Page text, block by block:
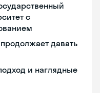
с
давать
и наглядные